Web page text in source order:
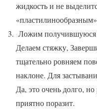
жидкость и не
Ложим получившуюся
Делаем стяжку,
тщательно ровняем
наклоне. Для
Да, это очень долго, но
приятно поразит.